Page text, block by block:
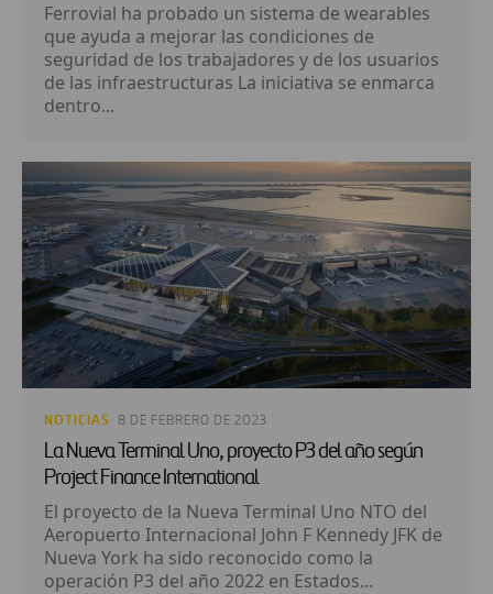
Ferrovial ha probado un sistema de wearables
que ayuda a mejorar las condiciones de
seguridad de los trabajadores y de los usuarios
de las infraestructuras La iniciativa se enmarca
dentro...
NOTICIAS · 8 DE FEBRERO DE 2023
La Nueva Terminal Uno, proyecto P3 del año según
Project Finance International
El proyecto de la Nueva Terminal Uno NTO del
Aeropuerto Internacional John F Kennedy JFK de
Nueva York ha sido reconocido como la
operación P3 del año 2022 en Estados...